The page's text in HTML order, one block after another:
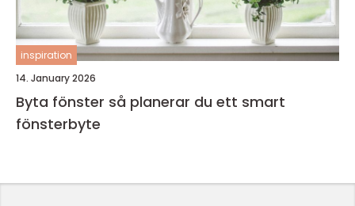
inspiration
14. January 2026
Byta fönster så planerar du ett smart
fönsterbyte